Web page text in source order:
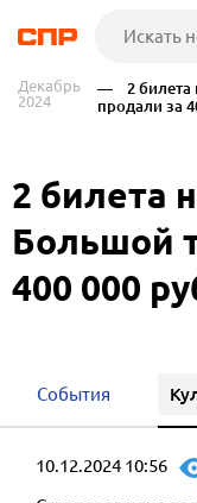
Декабрь
2024
— 2 билета
продали за
2 билета
Большой
400 000
События
10.12.2024 10:56